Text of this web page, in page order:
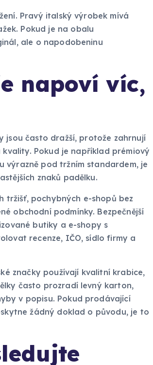
Pravý italský výrobek mívá
Pokud je na obalu
ale o napodobeninu
napoví víc,
jsou často dražší, protože zahrnují
Pokud je například prémiový
výrazně pod tržním standardem, je
znaků padělku.
tržišť, pochybných e-shopů bez
obchodní podmínky. Bezpečnější
butiky a e-shopy s
recenze, IČO, sídlo firmy a
značky používají kvalitní krabice,
často prozradí levný karton,
v popisu. Pokud prodávající
žádný doklad o původu, je to